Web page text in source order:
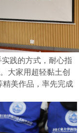
践的方式，耐心指
。大家用超轻黏土创
精美作品，率先完成